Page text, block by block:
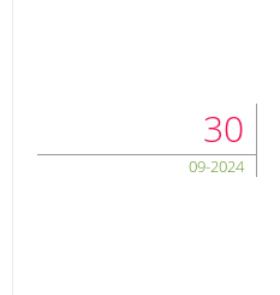
30
09-2024